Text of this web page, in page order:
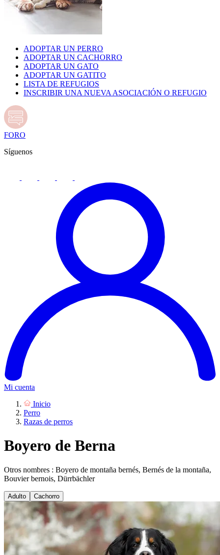
ADOPTAR UN PERRO
ADOPTAR UN CACHORRO
ADOPTAR UN GATO
ADOPTAR UN GATITO
LISTA DE REFUGIOS
INSCRIBIR UNA NUEVA ASOCIACIÓN O REFUGIO
FORO
Síguenos
Mi cuenta
Inicio
Perro
Razas de perros
Boyero de Berna
Otros nombres : Boyero de montaña bernés, Bernés de la montaña,
Bouvier bernois, Dürrbächler
Adulto Cachorro